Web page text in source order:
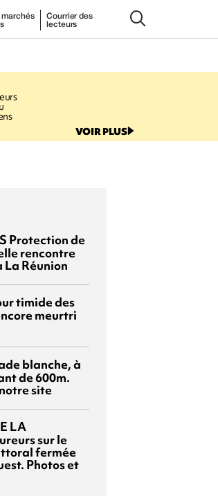
marchés
Courrier des
lecteurs
VOIR PLUS
Protection de
rencontre
La Réunion
timide des
meurtri
blanche, à
de 600m.
site
LA
sur le
fermée
Photos et